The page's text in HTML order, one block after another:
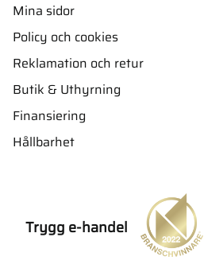
Mina sidor
Policy och cookies
Reklamation och retur
Butik & Uthyrning
Finansiering
Hållbarhet
Trygg e-handel